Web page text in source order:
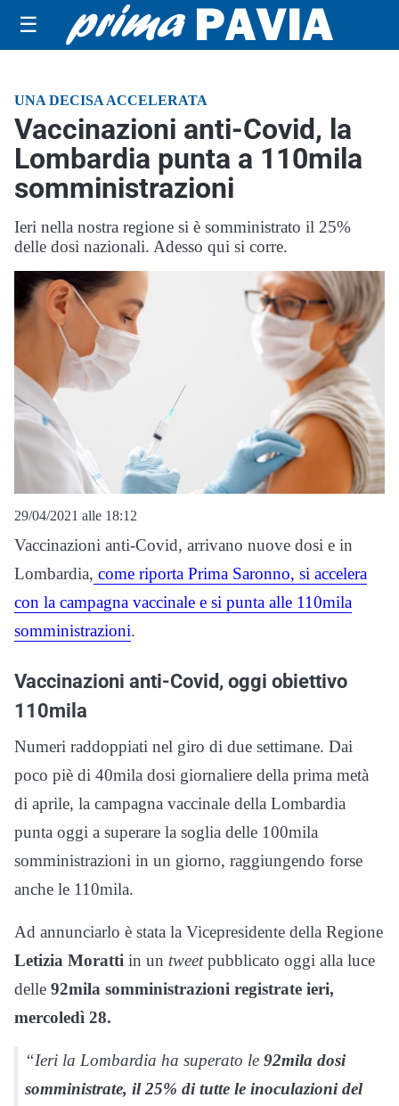
☰
UNA DECISA ACCELERATA
Vaccinazioni anti-Covid, la
Lombardia punta a 110mila
somministrazioni
Ieri nella nostra regione si è somministrato il 25%
delle dosi nazionali. Adesso qui si corre.
29/04/2021 alle 18:12
Vaccinazioni anti-Covid, arrivano nuove dosi e in
Lombardia, come riporta Prima Saronno, si accelera
con la campagna vaccinale e si punta alle 110mila
somministrazioni.
Vaccinazioni anti-Covid, oggi obiettivo
110mila
Numeri raddoppiati nel giro di due settimane. Dai
poco piè di 40mila dosi giornaliere della prima metà
di aprile, la campagna vaccinale della Lombardia
punta oggi a superare la soglia delle 100mila
somministrazioni in un giorno, raggiungendo forse
anche le 110mila.
Ad annunciarlo è stata la Vicepresidente della Regione
Letizia Moratti in un tweetpubblicato oggi alla luce
delle 92mila somministrazioni registrate ieri,
mercoledì 28.
“Ieri la Lombardia ha superato le 92mila dosi
somministrate, il 25% di tutte le inoculazioni del